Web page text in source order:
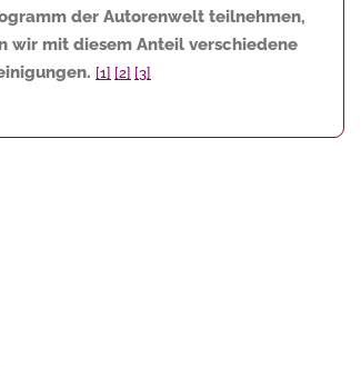
der Autorenwelt teilnehmen,
wir mit diesem Anteil verschiedene
[1] [2] [3]